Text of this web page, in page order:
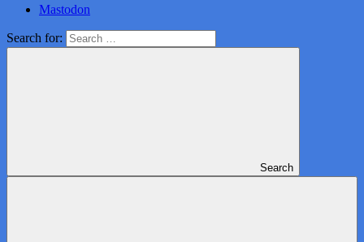
Mastodon
Search for:
Search